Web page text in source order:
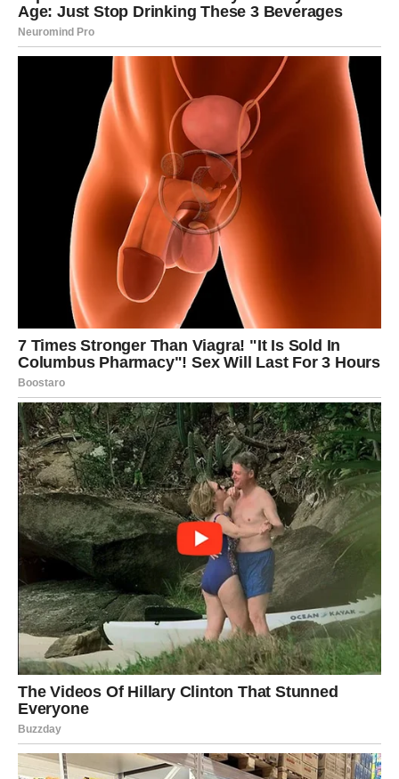
RAK
Rakovi su među najvećim miljenicima drevnih zvjezdanih
energija do kraja proljeća.
Poslije mnogo tuge dolazi sreća koja vam vraća vjeru da
ništa nije bilo uzalud.
Sudbina vam šalje ono što ste dugo
Pred vama su veoma nježni i sretni trenuci.
LAV
Lavovima dolazi veliki poslovni i finansijski uspjeh.
Sve ono što ste dugo gradili sada konačno počinje
donositi ozbiljne rezultate.
Vrijeme velikog obilja tek dolazi
Pred vama su veoma uspješni dani.
DJEVICA
Pred vama su dani tokom kojih ćete konačno jasno vidjeti
kome možete vjerovati.
Jedna odluka sada vam donosi mnogo više mira i
sigurnosti.